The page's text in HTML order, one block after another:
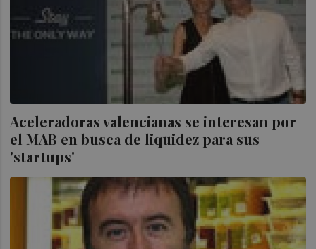
Aceleradoras valencianas se interesan por
el MAB en busca de liquidez para sus
'startups'